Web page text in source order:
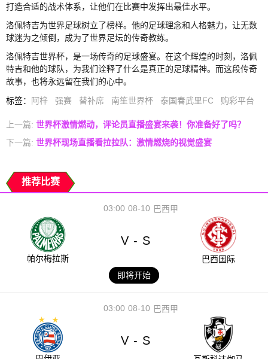
打造合适的战术体系，让他们在比赛中发挥出最佳水平。
洛佩特吉为世界足球树立了榜样。他的足球理念和人格魅力，让无数
球迷为之倾倒，成为了世界足坛的传奇教练。
洛佩特吉世界杯，是一场传奇的足球盛宴。在这个辉煌的时刻，洛佩
特吉和他的球队，为我们诠释了什么是真正的足球精神。而这段传奇
故事，也将永远留在我们的心中。
标签： 阿梓 强赛 替补席 南笙世界杯 泰国春武里FC 购彩平台
上一篇: 世界杯激情燃动，评论员直播盛宴来袭！你准备好了吗？
下一篇: 世界杯现场直播看拉拉队：激情燃烧的视觉盛宴
推荐比赛
08-10
03:00 巴西甲
帕尔梅拉斯
V - S
巴西国际
即将开始
08-10
03:00 巴西甲
V - S